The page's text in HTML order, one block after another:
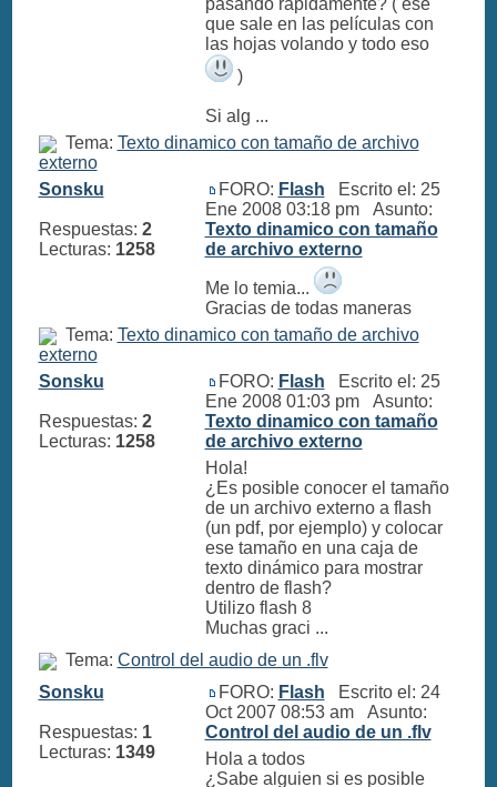
pasando rápidamente? ( ese
que sale en las películas con
las hojas volando y todo eso
)
Si alg ...
Tema: Texto dinamico con tamaño de archivo
externo
Sonsku
Respuestas: 2
Lecturas: 1258
FORO: Flash Escrito el: 25
Ene 2008 03:18 pm Asunto:
Texto dinamico con tamaño
de archivo externo
Me lo temia...
Gracias de todas maneras
Tema: Texto dinamico con tamaño de archivo
externo
Sonsku
Respuestas: 2
Lecturas: 1258
FORO: Flash Escrito el: 25
Ene 2008 01:03 pm Asunto:
Texto dinamico con tamaño
de archivo externo
Hola!
¿Es posible conocer el tamaño
de un archivo externo a flash
(un pdf, por ejemplo) y colocar
ese tamaño en una caja de
texto dinámico para mostrar
dentro de flash?
Utilizo flash 8
Muchas graci ...
Tema: Control del audio de un .flv
Sonsku
Respuestas: 1
Lecturas: 1349
FORO: Flash Escrito el: 24
Oct 2007 08:53 am Asunto:
Control del audio de un .flv
Hola a todos
¿Sabe alguien si es posible